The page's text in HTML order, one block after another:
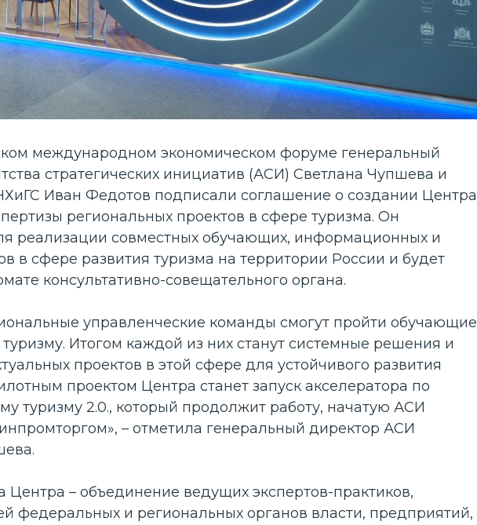
международном экономическом форуме генеральный
стратегических инициатив (АСИ) Светлана Чупшева и
Иван Федотов подписали соглашение о создании Центра
региональных проектов в сфере туризма. Он
реализации совместных обучающих, информационных и
в сфере развития туризма на территории России и будет
консультативно-совещательного органа.
управленческие команды смогут пройти обучающие
Итогом каждой из них станут системные решения и
проектов в этой сфере для устойчивого развития
проектом Центра станет запуск акселератора по
туризму 2.0., который продолжит работу, начатую АСИ
– отметила генеральный директор АСИ
Центра – объединение ведущих экспертов-практиков,
федеральных и региональных органов власти, предприятий,